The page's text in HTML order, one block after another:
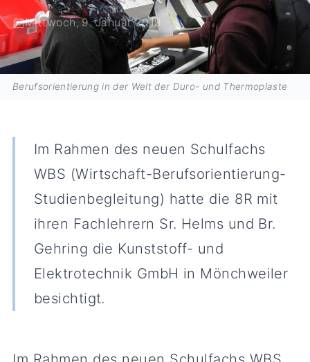
Mittwoch, 9. Januar 2019
Berufsorientierung in der Welt der Duro- und Thermoplaste
Im Rahmen des neuen Schulfachs
WBS (Wirtschaft-Berufsorientierung-
Studienbegleitung) hatte die 8R mit
ihren Fachlehrern Sr. Helms und Br.
Gehring die Kunststoff- und
Elektrotechnik GmbH in Mönchweiler
besichtigt.